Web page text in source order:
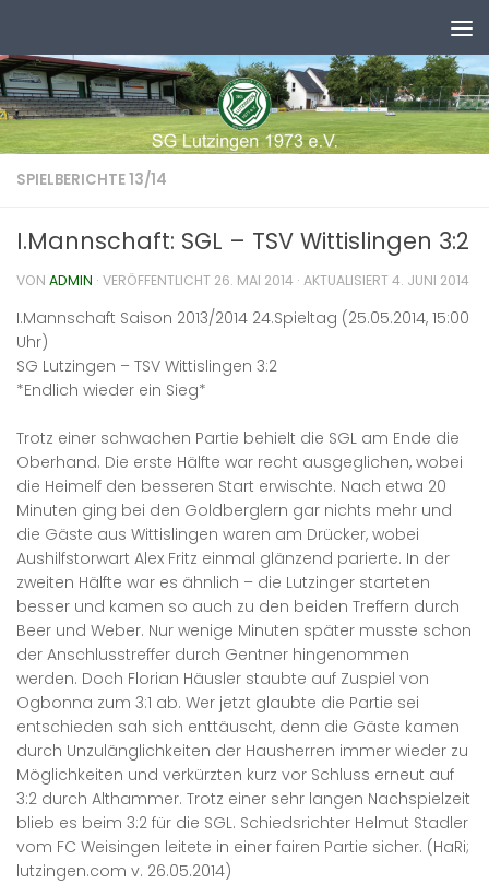
SPIELBERICHTE 13/14
I.Mannschaft: SGL – TSV Wittislingen 3:2
VON ADMIN · VERÖFFENTLICHT 26. MAI 2014 · AKTUALISIERT4. JUNI 2014
I.Mannschaft Saison 2013/2014 24.Spieltag (25.05.2014, 15:00
Uhr)
SG Lutzingen – TSV Wittislingen 3:2
*Endlich wieder ein Sieg*
Trotz einer schwachen Partie behielt die SGL am Ende die
Oberhand. Die erste Hälfte war recht ausgeglichen, wobei
die Heimelf den besseren Start erwischte. Nach etwa 20
Minuten ging bei den Goldberglern gar nichts mehr und
die Gäste aus Wittislingen waren am Drücker, wobei
Aushilfstorwart Alex Fritz einmal glänzend parierte. In der
zweiten Hälfte war es ähnlich – die Lutzinger starteten
besser und kamen so auch zu den beiden Treffern durch
Beer und Weber. Nur wenige Minuten später musste schon
der Anschlusstreffer durch Gentner hingenommen
werden. Doch Florian Häusler staubte auf Zuspiel von
Ogbonna zum 3:1 ab. Wer jetzt glaubte die Partie sei
entschieden sah sich enttäuscht, denn die Gäste kamen
durch Unzulänglichkeiten der Hausherren immer wieder zu
Möglichkeiten und verkürzten kurz vor Schluss erneut auf
3:2 durch Althammer. Trotz einer sehr langen Nachspielzeit
blieb es beim 3:2 für die SGL. Schiedsrichter Helmut Stadler
vom FC Weisingen leitete in einer fairen Partie sicher. (HaRi;
lutzingen.com v. 26.05.2014)